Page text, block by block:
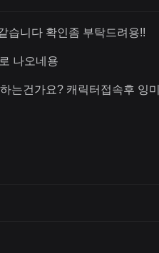
습니다 확인좀 부탁드려용!!
나오네용
는건가요? 캐릭터접속후